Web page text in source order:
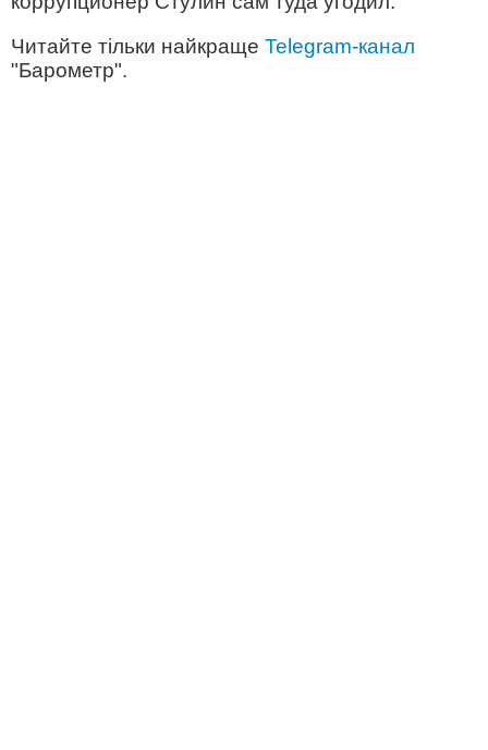
Читайте тільки найкраще Telegram-канал
"Барометр".